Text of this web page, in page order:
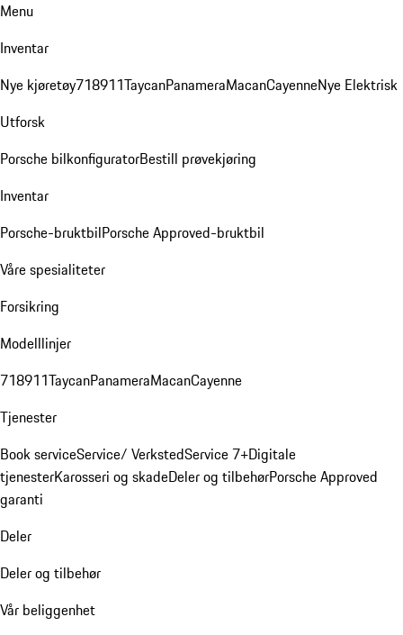
Menu
Inventar
Nye kjøretøy718911TaycanPanameraMacanCayenneNye Elektrisk
Utforsk
Porsche bilkonfiguratorBestill prøvekjøring
Inventar
Porsche-bruktbilPorsche Approved-bruktbil
Våre spesialiteter
Forsikring
Modelllinjer
718911TaycanPanameraMacanCayenne
Tjenester
Book serviceService/ VerkstedService 7+Digitale
tjenesterKarosseri og skadeDeler og tilbehørPorsche Approved
garanti
Deler
Deler og tilbehør
Vår beliggenhet